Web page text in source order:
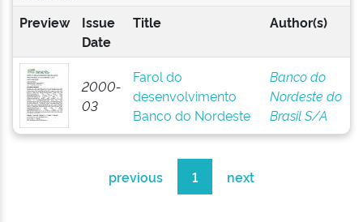
Preview
Issue
Date
Title Author(s)
2000-
03
Farol do
desenvolvimento
Banco do Nordeste
Banco do
Nordeste do
Brasil S/A
previous 1 next